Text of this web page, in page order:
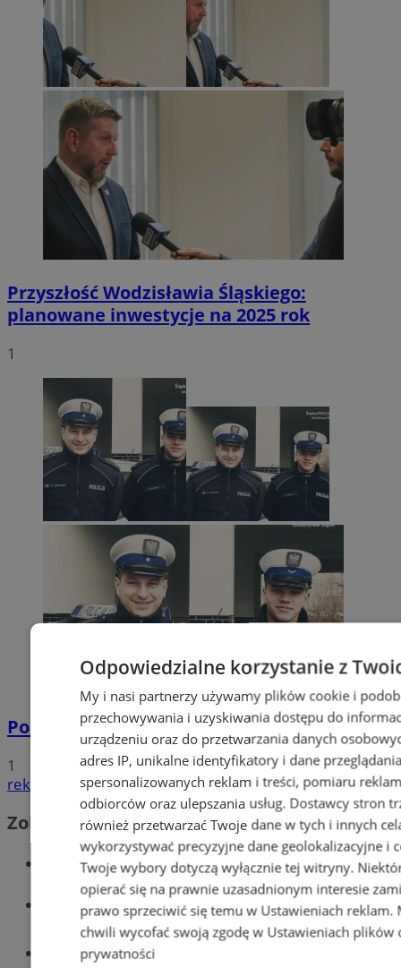
Przyszłość Wodzisławia Śląskiego:
planowane inwestycje na 2025 rok
1
Policyjna eskorta na porodówkę
1
reklama
Zobacz również
Wiadomości kryminalne w Wodzisławiu
Wiadomości lokalne
Tworzenie stron www - Wodzisław
Odpowiedzialne korzystanie z
My i nasi partnerzy używamy plików cookie i
przechowywania i uzyskiwania dostępu do
urządzeniu oraz do przetwarzania danych
adres IP, unikalne identyfikatory i dane
spersonalizowanych reklam i treści, pomiaru
odbiorców oraz ulepszania usług. Dostawcy stron
również przetwarzać Twoje dane w tych i innych
wykorzystywać precyzyjne dane geolokalizacyjne i
Twoje wybory dotyczą wyłącznie tej witryny.
opierać się na prawnie uzasadnionym interesie
prawo sprzeciwić się temu w Ustawieniach reklam.
chwili wycofać swoją zgodę w Ustawieniach plików
prywatności